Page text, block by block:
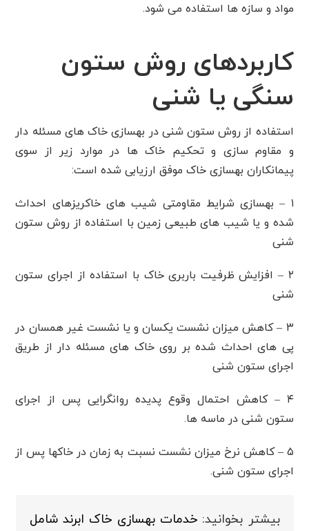
مواد و سازه ها استفاده می شود.
کاربردهای روش ستون
سنگی یا شنی
استفاده از روش ستون شنی در بهسازی خاک های مسئله دار
و مقاوم سازی و تحکیم خاک ها در موارد زیر از سوی
پیمانکاران بهسازی خاک موفق ارزیابی شده است:
۱ – بهسازی شرایط مقاومتی شیب های خاکریزهای احداث
شده و یا شیب های طبیعی زمین با استفاده از روش ستون
شنی
۲ – افزایش ظرفیت باربری خاک با استفاده از اجرای ستون
شنی
۳ – کاهش میزان نشست یکسان و یا نشست غیر همسان در
پی های احداث شده بر روی خاک های مسئله دار از طریق
اجرای ستون شنی
۴ – کاهش احتمال وقوع پدیده روانگرایی پس از اجرای
ستون شنی در ماسه ها.
۵ – کاهش نرخ میزان نشست نسبت به زمان در خاکها پس از
اجرای ستون شنی.
بیشتر بخوانید:خدمات بهسازی خاک ابرند شامل